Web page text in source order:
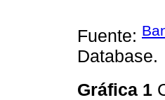
Fuente:
Database.
Gráfica 1